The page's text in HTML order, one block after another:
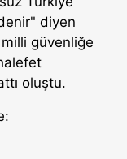
diyen
güvenliğe
oluştu.